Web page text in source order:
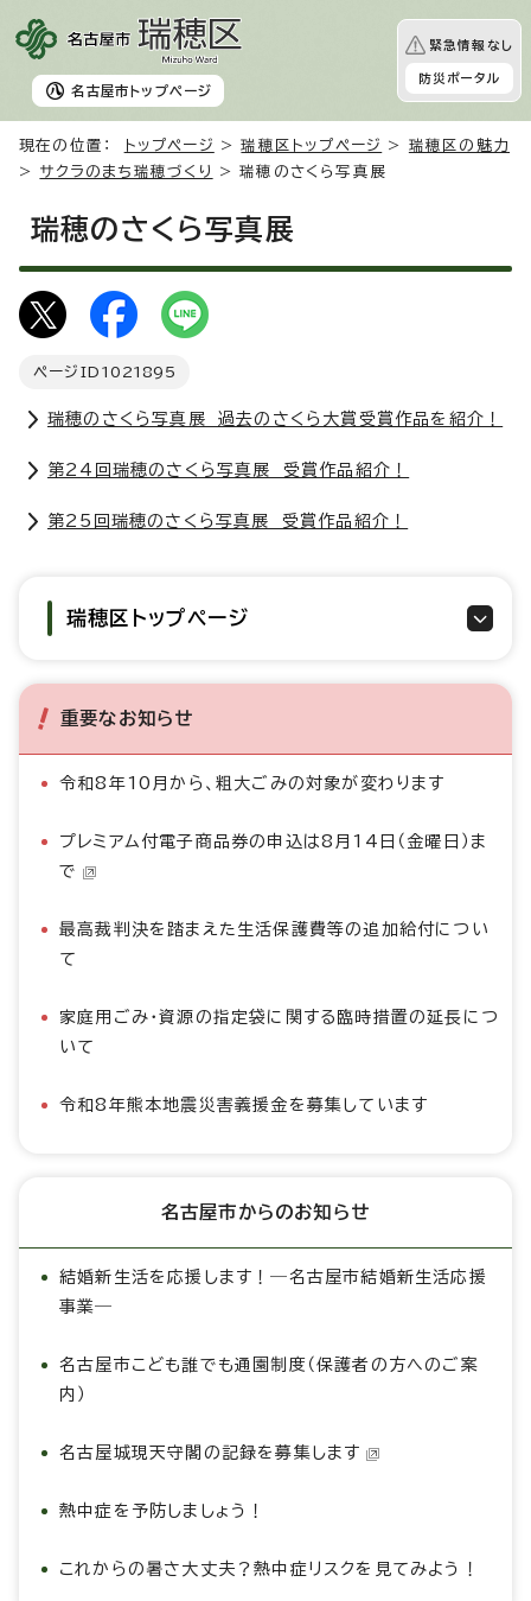
名古屋市 トップページ
緊急情報なし
防災ポータル
現在の位置： トップページ >瑞穂区トップページ > 瑞穂区の魅力
> サクラのまち瑞穂づくり > 瑞穂のさくら写真展
瑞穂のさくら写真展
ページID 1021895
瑞穂のさくら写真展 過去のさくら大賞受賞作品を紹介！
第24回瑞穂のさくら写真展 受賞作品紹介！
第25回瑞穂のさくら写真展 受賞作品紹介！
瑞穂区トップページ
重要なお知らせ
令和8年10月から、粗大ごみの対象が変わります
プレミアム付電子商品券の申込は8月14日（金曜日）ま
で
最高裁判決を踏まえた生活保護費等の追加給付につい
て
家庭用ごみ・資源の指定袋に関する臨時措置の延長につ
いて
令和8年熊本地震災害義援金を募集しています
名古屋市からのお知らせ
結婚新生活を応援します！―名古屋市結婚新生活応援
事業―
名古屋市こども誰でも通園制度（保護者の方へのご案
内）
名古屋城現天守閣の記録を募集します
熱中症を予防しましょう！
これからの暑さ大丈夫？熱中症リスクを見てみよう！